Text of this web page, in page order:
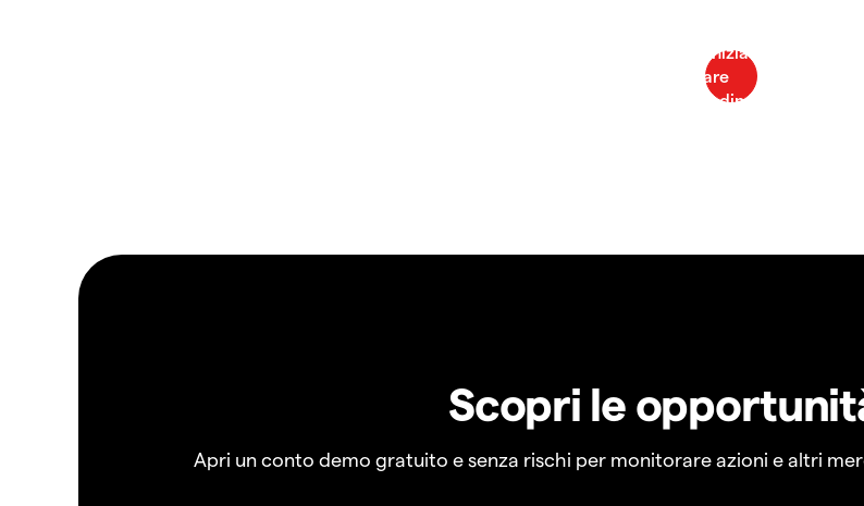
Scopri le
Apri un conto demo gratuito e senza rischi per monitorare azioni e altri